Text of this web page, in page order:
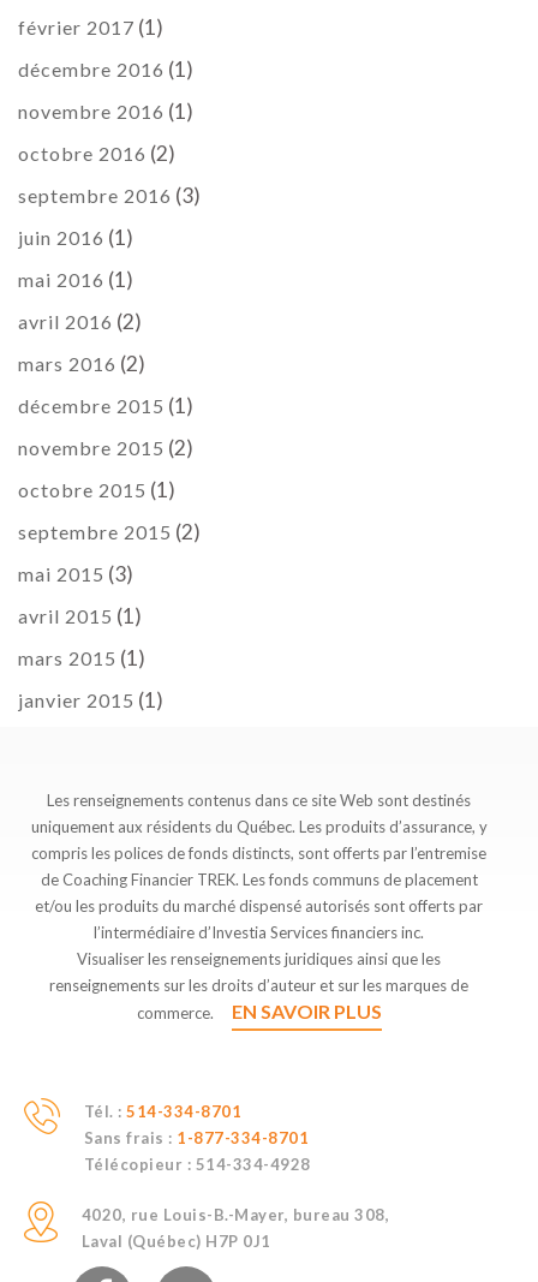
février 2017 (1)
décembre 2016 (1)
novembre 2016 (1)
octobre 2016 (2)
septembre 2016 (3)
juin 2016 (1)
mai 2016 (1)
avril 2016 (2)
mars 2016 (2)
décembre 2015 (1)
novembre 2015 (2)
octobre 2015 (1)
septembre 2015 (2)
mai 2015 (3)
avril 2015 (1)
mars 2015 (1)
janvier 2015 (1)
Les renseignements contenus dans ce site Web sont destinés
uniquement aux résidents du Québec. Les produits d’assurance, y
compris les polices de fonds distincts, sont offerts par l’entremise
de Coaching Financier TREK. Les fonds communs de placement
et/ou les produits du marché dispensé autorisés sont offerts par
l’intermédiaire d’Investia Services financiers inc.
Visualiser les renseignements juridiques ainsi que les
renseignements sur les droits d’auteur et sur les marques de
commerce. EN SAVOIR PLUS
Tél. : 514-334-8701
Sans frais : 1-877-334-8701
Télécopieur : 514-334-4928
4020, rue Louis-B.-Mayer, bureau 308,
Laval (Québec) H7P 0J1